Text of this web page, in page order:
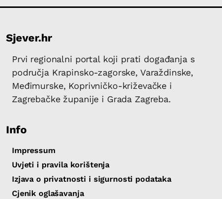
Sjever.hr
Prvi regionalni portal koji prati događanja s
područja Krapinsko-zagorske, Varaždinske,
Međimurske, Koprivničko-križevačke i
Zagrebačke županije i Grada Zagreba.
Info
Impressum
Uvjeti i pravila korištenja
Izjava o privatnosti i sigurnosti podataka
Cjenik oglašavanja